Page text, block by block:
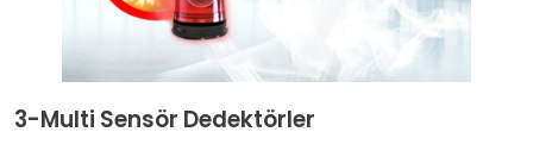
3-Multi Sensör Dedektörler